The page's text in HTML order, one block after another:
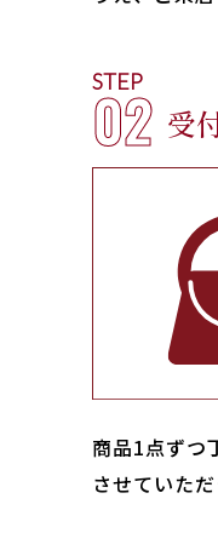
STEP
02 受
商品1点ずつ
させていただ